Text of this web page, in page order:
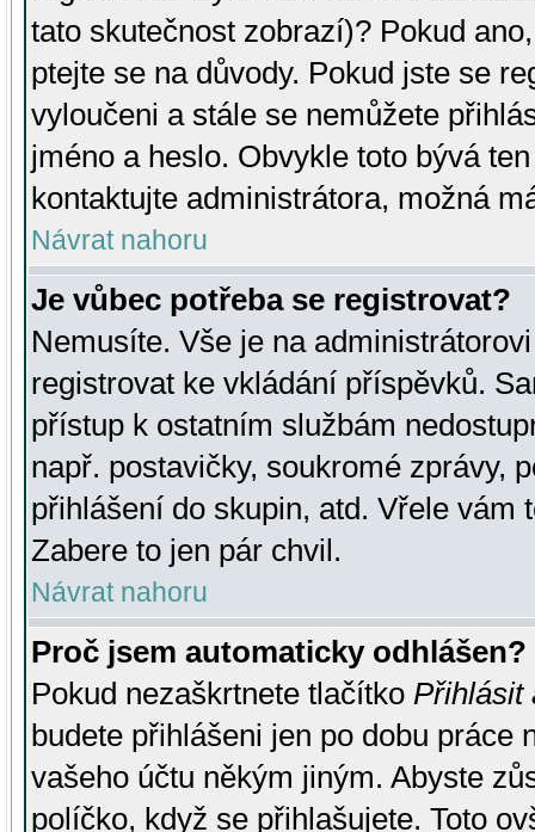
tato skutečnost zobrazí)? Pokud
ptejte se na důvody. Pokud jste se
vyloučeni a stále se nemůžete
jméno a heslo. Obvykle toto bývá
kontaktujte administrátora, možná
Návrat nahoru
Je vůbec potřeba se registrovat?
Nemusíte. Vše je na
registrovat ke vkládání příspěvků.
přístup k ostatním službám
např. postavičky, soukromé zprávy,
přihlášení do skupin, atd. Vřele vám
Zabere to jen pár chvil.
Návrat nahoru
Proč jsem automaticky odhlášen?
Pokud nezaškrtnete tlačítko Přihlásit
budete přihlášeni jen po dobu práce
vašeho účtu někým jiným. Abyste
políčko, když se přihlašujete. Toto